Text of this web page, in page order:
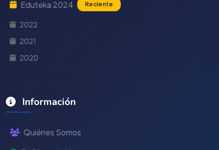
Eduteka 2024 Reciente
2022
2021
2020
Información
Quiénes Somos